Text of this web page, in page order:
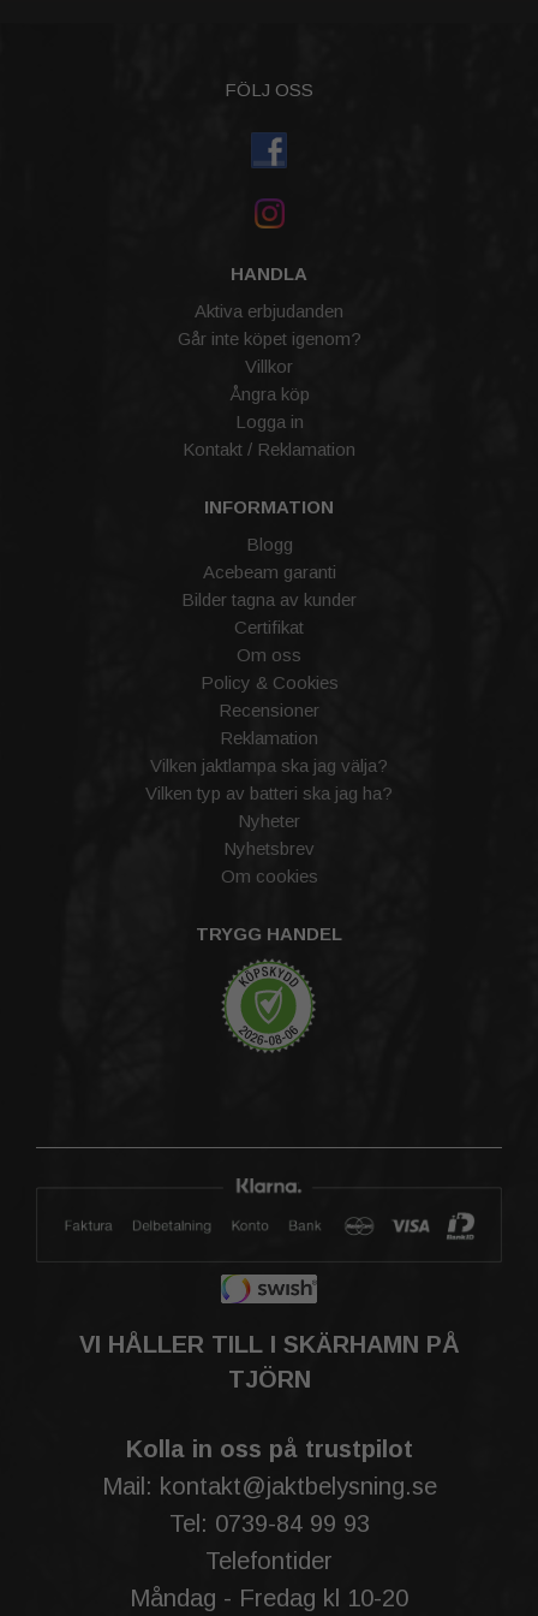
FÖLJ OSS
HANDLA
Aktiva erbjudanden
Går inte köpet igenom?
Villkor
Ångra köp
Logga in
Kontakt / Reklamation
INFORMATION
Blogg
Acebeam garanti
Bilder tagna av kunder
Certifikat
Om oss
Policy & Cookies
Recensioner
Reklamation
Vilken jaktlampa ska jag välja?
Vilken typ av batteri ska jag ha?
Nyheter
Nyhetsbrev
Om cookies
TRYGG HANDEL
VI HÅLLER TILL I SKÄRHAMN PÅ
TJÖRN
Kolla in oss på trustpilot
Mail: kontakt@jaktbelysning.se
Tel: 0739-84 99 93
Telefontider
Måndag - Fredag kl 10-20